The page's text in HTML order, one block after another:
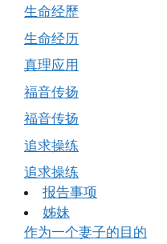
生命经歷
生命经历
真理应用
福音传扬
福音传扬
追求操练
追求操练
报告事项
姊妹
作为一个妻子的目的